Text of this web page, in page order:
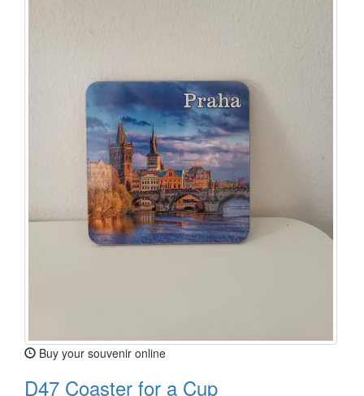
Buy your souvenir online
D47 Coaster for a Cup